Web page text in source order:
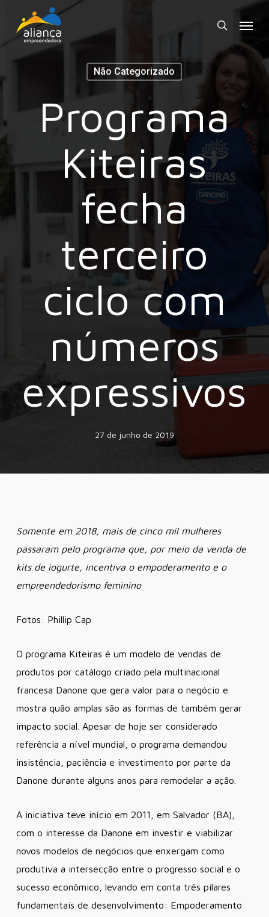
search
Não Categorizado
Programa
Kiteiras
fecha
terceiro
ciclo com
números
expressivos
27 de junho de 2019
Somente em 2018, mais de cinco mil mulheres
passaram pelo programa que, por meio da venda de
kits de iogurte, incentiva o empoderamento e o
empreendedorismo feminino
Fotos: Phillip Cap
O programa Kiteiras é um modelo de vendas de
produtos por catálogo criado pela multinacional
francesa Danone que gera valor para o negócio e
mostra quão amplas são as formas de também gerar
impacto social. Apesar de hoje ser considerado
referência a nível mundial, o programa demandou
insistência, paciência e investimento por parte da
Danone durante alguns anos para remodelar a ação.
A iniciativa teve início em 2011, em Salvador (BA),
com o interesse da Danone em investir e viabilizar
novos modelos de negócios que enxergam como
produtiva a intersecção entre o progresso social e o
sucesso econômico, levando em conta três pilares
fundamentais de desenvolvimento: Empoderamento